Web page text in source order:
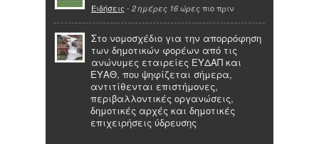
Ειδήσεις - 2 ημέρες 16 ώρες πιο πριν
Στο νομοσχέδιο για την απορρόφηση
των δημοτικών φορέων από τις
ανώνυμες εταιρείες ΕΥΔΑΠ και
ΕΥΑΘ, που ψηφίζεται σήμερα,
αντιτίθενται επιστήμονες,
περιβαλλοντικές οργανώσεις,
δημοτικές αρχές και δημοτικές
επιχειρήσεις ύδρευσης